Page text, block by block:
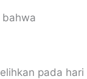
bahwa
pada hari